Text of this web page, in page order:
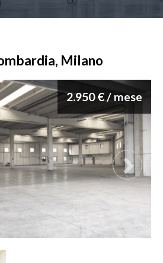
o
Milano
2.950 € / mese